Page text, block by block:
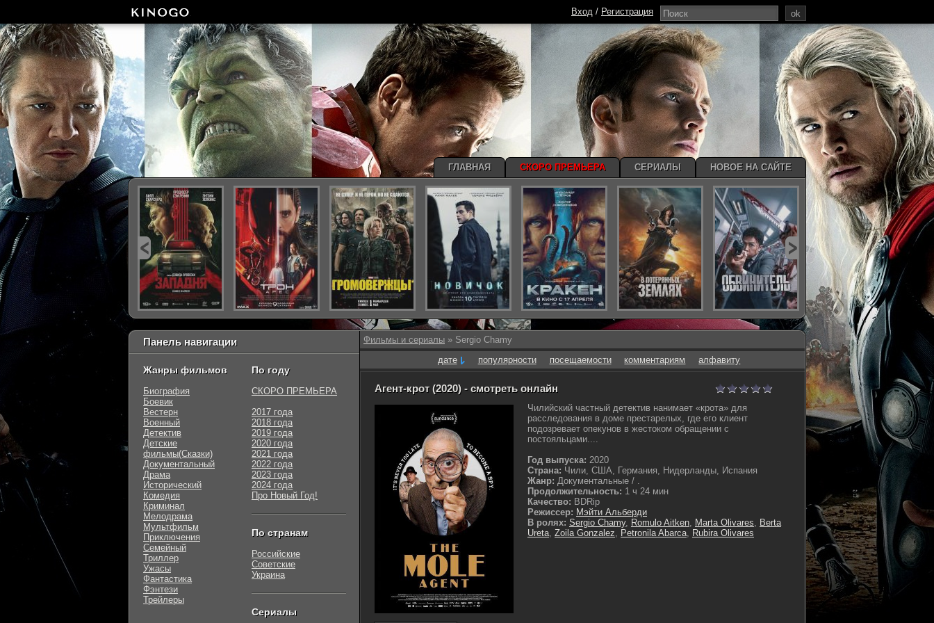
Фильмы и сериалы » Sergio Chamy
дате
популярности посещаемости комментариям алфавиту
Агент-крот (2020) - смотреть онлайн
Чилийский частный детектив нанимает «крота» для
расследования в доме престарелых, где его клиент
подозревает опекунов в жестоком обращении с
постояльцами....
Год выпуска: 2020
Страна: Чили, США, Германия, Нидерланды, Испания
Жанр: Документальные / .
Продолжительность: 1 ч 24 мин
Качество: BDRip
Режиссер: Мэйти Альберди
В ролях: Sergio Chamy, Romulo Aitken, Marta Olivares, Berta
Ureta, Zoila Gonzalez, Petronila Abarca, Rubira Olivares
Панель навигации
Жанры фильмов
Биография
Боевик
Вестерн
Военный
Детектив
Детские
фильмы(Сказки)
Документальный
Драма
Исторический
Комедия
Криминал
Мелодрама
Мультфильм
Приключения
Семейный
Триллер
Ужасы
Фантастика
Фэнтези
Трейлеры
По году
СКОРО ПРЕМЬЕРА
2017 года
2018 года
2019 года
2020 года
2021 года
2022 года
2023 года
2024 года
Про Новый Год!
По странам
Российские
Советские
Украина
Сериалы
ok
Вход / Регистрация
ГЛАВНАЯ СКОРО ПРЕМЬЕРА СЕРИАЛЫ НОВОЕ НА САЙТЕ